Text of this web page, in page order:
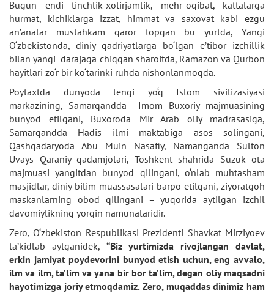
Bugun endi tinchlik-xotirjamlik, mehr-oqibat, kattalarga
hurmat, kichiklarga izzat, himmat va saxovat kabi ezgu
an’analar mustahkam qaror topgan bu yurtda, Yangi
O‘zbekistonda, diniy qadriyatlarga bo‘lgan e’tibor izchillik
bilan yangi darajaga chiqqan sharoitda, Ramazon va Qurbon
hayitlari zo‘r bir ko‘tarinki ruhda nishonlanmoqda.
Poytaxtda dunyoda tengi yo‘q Islom sivilizasiyasi
markazining, Samarqandda Imom Buxoriy majmuasining
bunyod etilgani, Buxoroda Mir Arab oliy madrasasiga,
Samarqandda Hadis ilmi maktabiga asos solingani,
Qashqadaryoda Abu Muin Nasafiy, Namanganda Sulton
Uvays Qaraniy qadamjolari, Toshkent shahrida Suzuk ota
majmuasi yangitdan bunyod qilingani, o‘nlab muhtasham
masjidlar, diniy bilim muassasalari barpo etilgani, ziyoratgoh
maskanlarning obod qilingani – yuqorida aytilgan izchil
davomiylikning yorqin namunalaridir.
Zero, O‘zbekiston Respublikasi Prezidenti Shavkat Mirziyoev
ta’kidlab aytganidek, “Biz yurtimizda rivojlangan davlat,
erkin jamiyat poydevorini bunyod etish uchun, eng avvalo,
ilm va ilm, ta’lim va yana bir bor ta’lim, degan oliy maqsadni
hayotimizga joriy etmoqdamiz. Zero, muqaddas dinimiz ham